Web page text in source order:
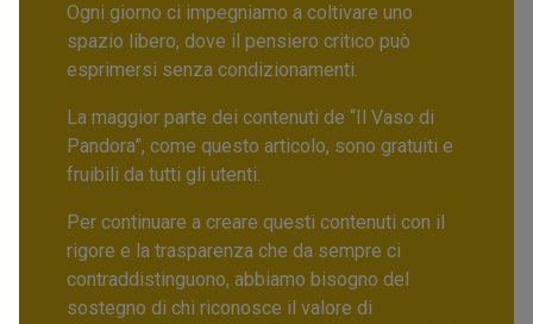
Ogni giorno ci impegniamo a coltivare uno
spazio libero, dove il pensiero critico può
esprimersi senza condizionamenti.
La maggior parte dei contenuti de “Il Vaso di
Pandora”, come questo articolo, sono gratuiti e
fruibili da tutti gli utenti.
Per continuare a creare questi contenuti con il
rigore e la trasparenza che da sempre ci
contraddistinguono, abbiamo bisogno del
sostegno di chi riconosce il valore di